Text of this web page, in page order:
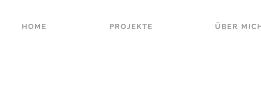
HOME PROJEKTE ÜBER